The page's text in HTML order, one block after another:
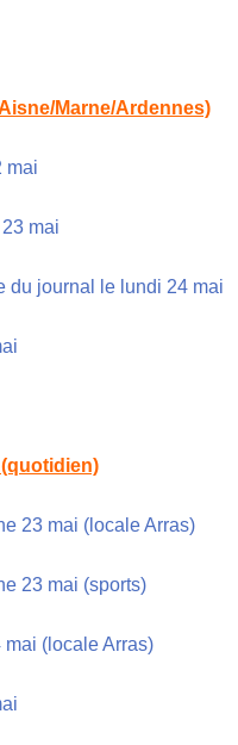
Marne/Ardennes)
mai
mai
du journal le lundi 24 mai
23 mai (locale Arras)
23 mai (sports)
(locale Arras)